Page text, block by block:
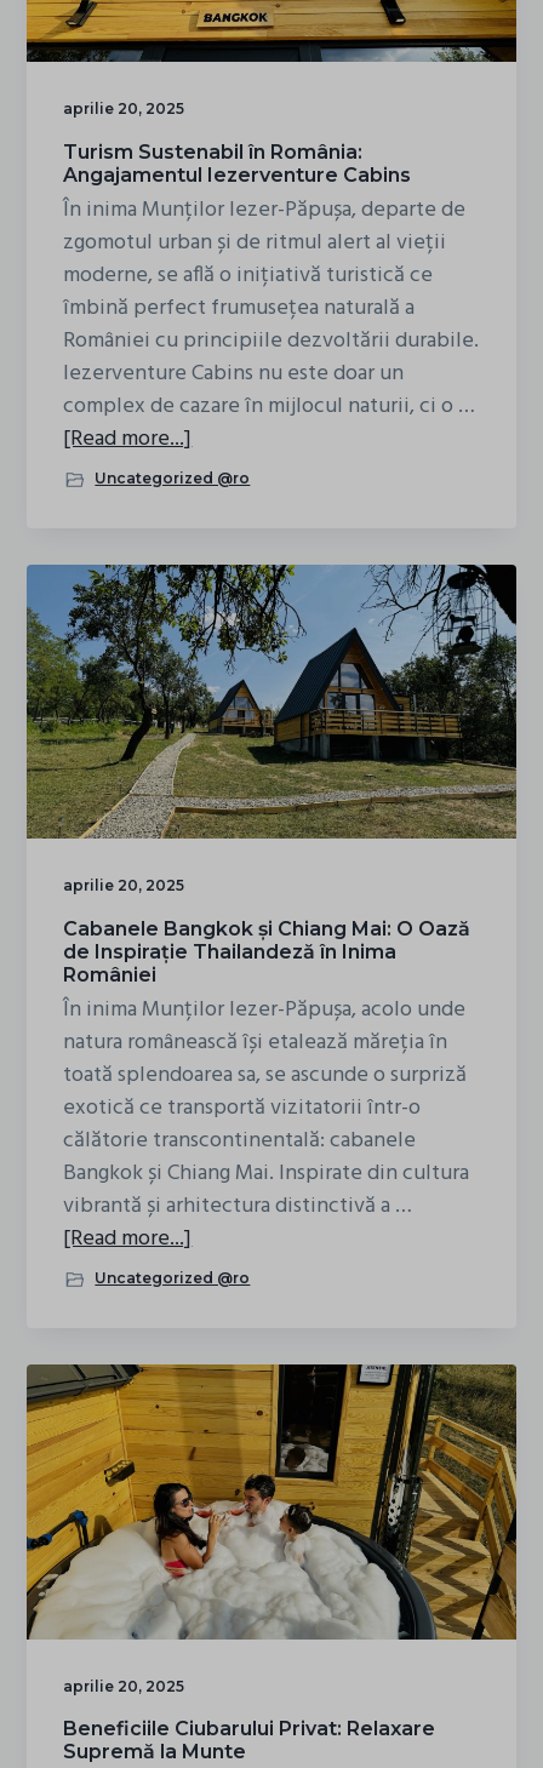
aprilie 20, 2025
Turism Sustenabil în România:
Angajamentul Iezerventure Cabins
În inima Munților Iezer-Păpușa, departe de
zgomotul urban și de ritmul alert al vieții
moderne, se află o inițiativă turistică ce
îmbină perfect frumusețea naturală a
României cu principiile dezvoltării durabile.
Iezerventure Cabins nu este doar un
complex de cazare în mijlocul naturii, ci o …
[Read more...]about
Turism
România:
Angajamentul
Iezerventure
Cabins
Uncategorized @ro
aprilie 20, 2025
Cabanele Bangkok și Chiang Mai: O Oază
de Inspirație Thailandeză în Inima
României
În inima Munților Iezer-Păpușa, acolo unde
natura românească își etalează măreția în
toată splendoarea sa, se ascunde o surpriză
exotică ce transportă vizitatorii într-o
călătorie transcontinentală: cabanele
Bangkok și Chiang Mai. Inspirate din cultura
vibrantă și arhitectura distinctivă a …
[Read more...]about
Cabanele
Chiang
Mai:
O
Oază
de
Inspirație
Thailandeză
în
Inima
Uncategorized @ro
aprilie 20, 2025
Beneficiile Ciubarului Privat: Relaxare
Supremă la Munte